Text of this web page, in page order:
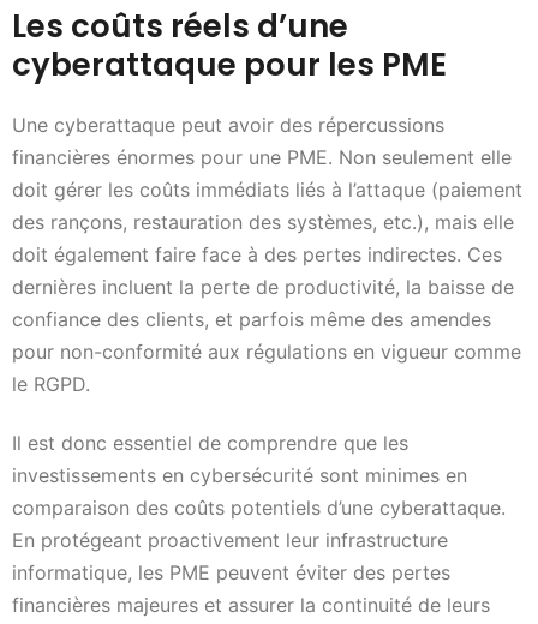
Les coûts réels d’une
cyberattaque pour les PME
Une cyberattaque peut avoir des répercussions
financières énormes pour une PME. Non seulement elle
doit gérer les coûts immédiats liés à l’attaque (paiement
des rançons, restauration des systèmes, etc.), mais elle
doit également faire face à des pertes indirectes. Ces
dernières incluent la perte de productivité, la baisse de
confiance des clients, et parfois même des amendes
pour non-conformité aux régulations en vigueur comme
le RGPD.
Il est donc essentiel de comprendre que les
investissements en cybersécurité sont minimes en
comparaison des coûts potentiels d’une cyberattaque.
En protégeant proactivement leur infrastructure
informatique, les PME peuvent éviter des pertes
financières majeures et assurer la continuité de leurs